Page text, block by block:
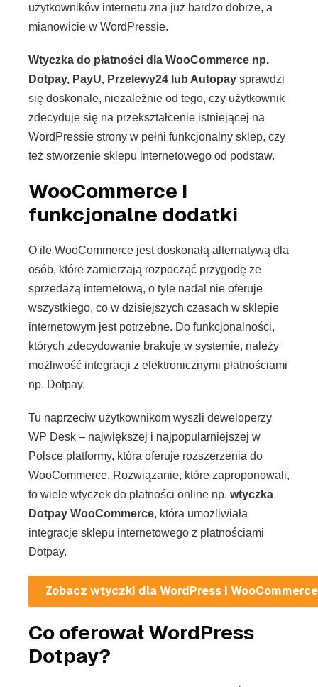
użytkowników internetu zna już bardzo dobrze, a
mianowicie w WordPressie.
Wtyczka do płatności dla WooCommerce np.
Dotpay, PayU, Przelewy24 lub Autopay sprawdzi
się doskonale, niezależnie od tego, czy użytkownik
zdecyduje się na przekształcenie istniejącej na
WordPressie strony w pełni funkcjonalny sklep, czy
też stworzenie sklepu internetowego od podstaw.
WooCommerce i
funkcjonalne dodatki
O ile WooCommerce jest doskonałą alternatywą dla
osób, które zamierzają rozpocząć przygodę ze
sprzedażą internetową, o tyle nadal nie oferuje
wszystkiego, co w dzisiejszych czasach w sklepie
internetowym jest potrzebne. Do funkcjonalności,
których zdecydowanie brakuje w systemie, należy
możliwość integracji z elektronicznymi płatnościami
np. Dotpay.
Tu naprzeciw użytkownikom wyszli deweloperzy
WP Desk – największej i najpopularniejszej w
Polsce platformy, która oferuje rozszerzenia do
WooCommerce. Rozwiązanie, które zaproponowali,
to wiele wtyczek do płatności online np. wtyczka
Dotpay WooCommerce, która umożliwiała
integrację sklepu internetowego z płatnościami
Dotpay.
Zobacz wtyczki dla WordPress i
Co oferował WordPress
Dotpay?